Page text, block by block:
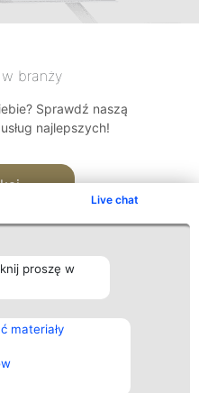
Live chat
proszę w
materiały
branży
Sprawdź naszą
najlepszych!
Kontakt
Kontakt